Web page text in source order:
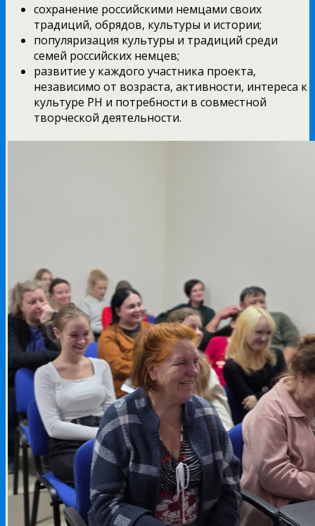
сохранение российскими немцами своих
традиций, обрядов, культуры и истории;
популяризация культуры и традиций среди
семей российских немцев;
развитие у каждого участника проекта,
независимо от возраста, активности, интереса к
культуре РН и потребности в совместной
творческой деятельности.